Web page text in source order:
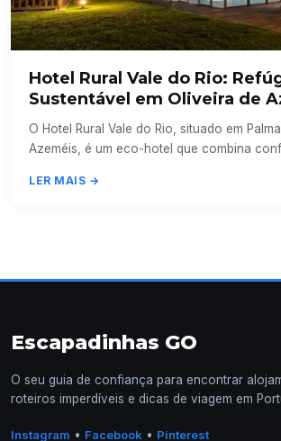
Hotel Rural Vale do Rio:
Sustentável em Oliveira de
O Hotel Rural Vale do Rio, situado em
Azeméis, é um eco-hotel que combina
LER MAIS →
Escapadinhas GO
O seu guia de confiança para encontrar
roteiros imperdíveis e dicas de viagem em
Instagram • Facebook • Pinterest